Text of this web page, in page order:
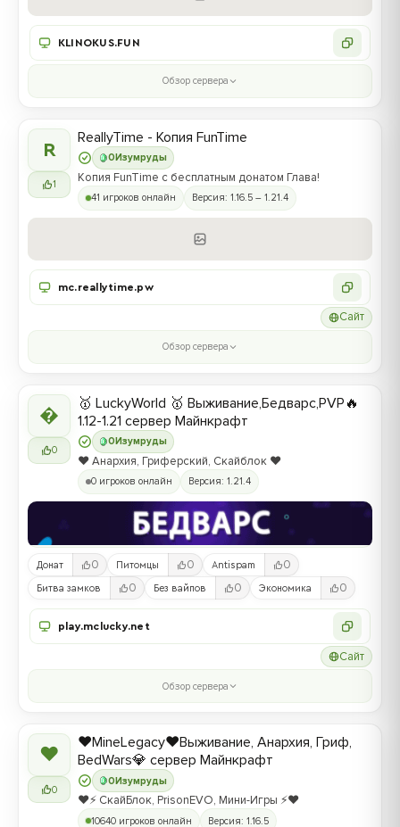
KLINOKUS.FUN
Обзор сервера
R
1
0 Изумруды
ReallyTime - Копия FunTime
Копия FunTime с бесплатным донатом Глава!
41 игроков онлайн Версия: 1.16.5 – 1.21.4
mc.reallytime.pw
Сайт
Обзор сервера

0
0 Изумруды
🥇 LuckyWorld 🥇 Выживание,Бедварс,PVP🔥
1.12-1.21 сервер Майнкрафт
❤️ Анархия, Гриферский, Скайблок ❤️
0 игроков онлайн Версия: 1.21.4
Донат 0 Питомцы 0 Antispam 0
Битва замков 0 Без вайпов 0 Экономика 0
play.mclucky.net
Сайт
Обзор сервера
❤
0
0Изумруды
❤️MineLegacy❤️Выживание, Анархия, Гриф,
BedWars💎 сервер Майнкрафт
❤️⚡️ СкайБлок, PrisonEVO, Мини-Игры ⚡️❤️
10640 игроков онлайн Версия: 1.16.5